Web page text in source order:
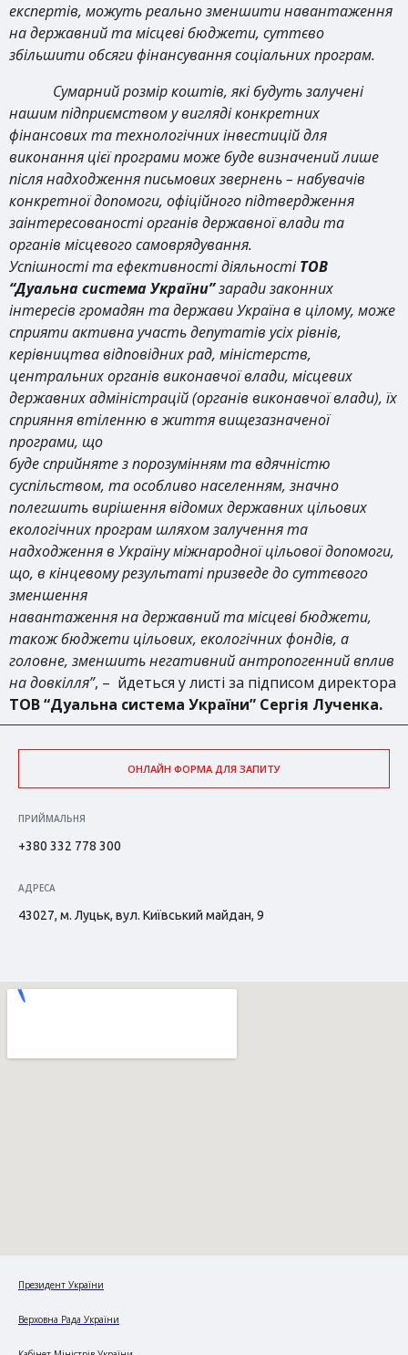
експертів, можуть реально зменшити навантаження
на державний та місцеві бюджети, суттєво
збільшити обсяги фінансування соціальних програм.
Сумарний розмір коштів, які будуть залучені
нашим підприємством у вигляді конкретних
фінансових та технологічних інвестицій для
виконання цієї програми може буде визначений лише
після надходження письмових звернень – набувачів
конкретної допомоги, офіційного підтвердження
заінтересованості органів державної влади та
органів місцевого самоврядування.
Успішності та ефективності діяльностіТОВ
“Дуальна система України”заради законних
інтересів громадян та держави Україна в цілому, може
сприяти активна участь депутатів усіх рівнів,
керівництва відповідних рад, міністерств,
центральних органів виконавчої влади, місцевих
державних адміністрацій (органів виконавчої влади), їх
сприяння втіленню в життя вищезазначеної
програми, що
буде сприйняте з порозумінням та вдячністю
суспільством, та особливо населенням, значно
полегшить вирішення відомих державних цільових
екологічних програм шляхом залучення та
надходження в Україну міжнародної цільової допомоги,
що, в кінцевому результаті призведе до суттєвого
зменшення
навантаження на державний та місцеві бюджети,
також бюджети цільових, екологічних фондів, а
головне, зменшить негативний антропогенний вплив
на довкілля”, – йдеться у листі за підписом директора
ТОВ “Дуальна система України” Сергія Лученка.
ОНЛАЙН ФОРМА ДЛЯ ЗАПИТУ
ПРИЙМАЛЬНЯ
+380 332 778 300
АДРЕСА
43027, м. Луцьк, вул. Київський майдан, 9
Президент України
Верховна Рада України